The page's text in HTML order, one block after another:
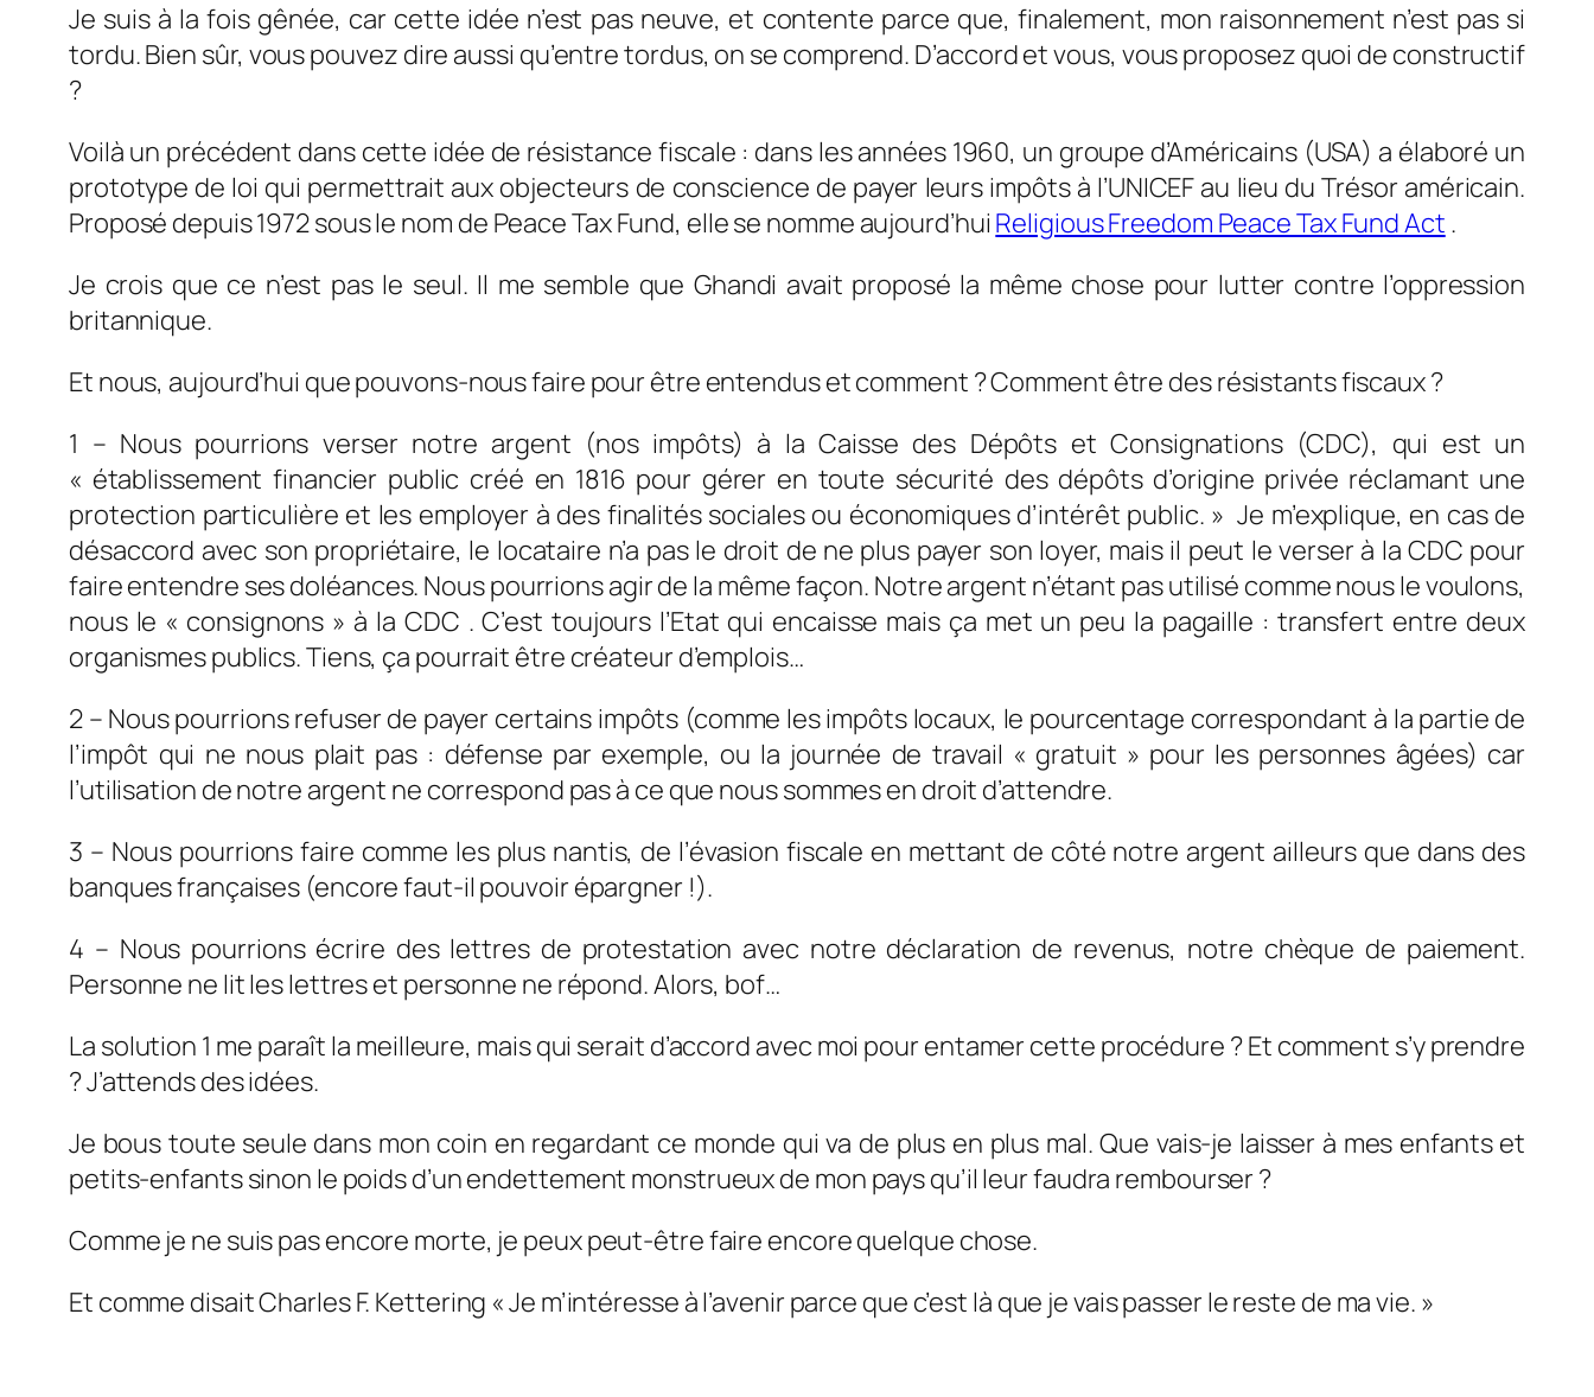
Je suis à la fois gênée, car cette idée n’est pas neuve, et contente parce que, finalement, mon raisonnement n’est pas si
tordu. Bien sûr, vous pouvez dire aussi qu’entre tordus, on se comprend. D’accord et vous, vous proposez quoi de constructif
?
Voilà un précédent dans cette idée de résistance fiscale : dans les années 1960, un groupe d’Américains (USA) a élaboré un
prototype de loi qui permettrait aux objecteurs de conscience de payer leurs impôts à l’UNICEF au lieu du Trésor américain.
Proposé depuis 1972 sous le nom de Peace Tax Fund, elle se nomme aujourd’hui Religious Freedom Peace Tax Fund Act .
Je crois que ce n’est pas le seul. Il me semble que Ghandi avait proposé la même chose pour lutter contre l’oppression
britannique.
Et nous, aujourd’hui que pouvons-nous faire pour être entendus et comment ? Comment être des résistants fiscaux ?
1 – Nous pourrions verser notre argent (nos impôts) à la Caisse des Dépôts et Consignations (CDC), qui est un
« établissement financier public créé en 1816 pour gérer en toute sécurité des dépôts d’origine privée réclamant une
protection particulière et les employer à des finalités sociales ou économiques d’intérêt public. » Je m’explique, en cas de
désaccord avec son propriétaire, le locataire n’a pas le droit de ne plus payer son loyer, mais il peut le verser à la CDC pour
faire entendre ses doléances. Nous pourrions agir de la même façon. Notre argent n’étant pas utilisé comme nous le voulons,
nous le « consignons » à la CDC . C’est toujours l’Etat qui encaisse mais ça met un peu la pagaille : transfert entre deux
organismes publics. Tiens, ça pourrait être créateur d’emplois…
2 – Nous pourrions refuser de payer certains impôts (comme les impôts locaux, le pourcentage correspondant à la partie de
l’impôt qui ne nous plait pas : défense par exemple, ou la journée de travail « gratuit » pour les personnes âgées) car
l’utilisation de notre argent ne correspond pas à ce que nous sommes en droit d’attendre.
3 – Nous pourrions faire comme les plus nantis, de l’évasion fiscale en mettant de côté notre argent ailleurs que dans des
banques françaises (encore faut-il pouvoir épargner !).
4 – Nous pourrions écrire des lettres de protestation avec notre déclaration de revenus, notre chèque de paiement.
Personne ne lit les lettres et personne ne répond. Alors, bof…
La solution 1 me paraît la meilleure, mais qui serait d’accord avec moi pour entamer cette procédure ? Et comment s’y prendre
? J’attends des idées.
Je bous toute seule dans mon coin en regardant ce monde qui va de plus en plus mal. Que vais-je laisser à mes enfants et
petits-enfants sinon le poids d’un endettement monstrueux de mon pays qu’il leur faudra rembourser ?
Comme je ne suis pas encore morte, je peux peut-être faire encore quelque chose.
Et comme disait Charles F. Kettering « Je m’intéresse à l’avenir parce que c’est là que je vais passer le reste de ma vie. »